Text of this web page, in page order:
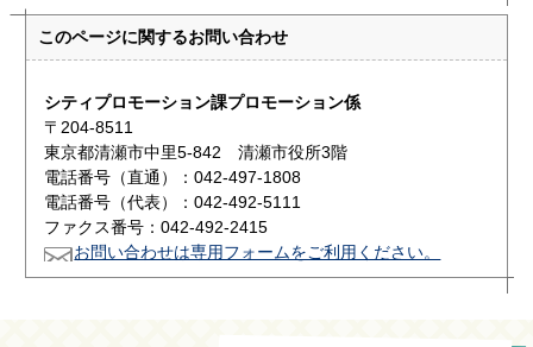
このページに関するお問い合わせ
シティプロモーション課プロモーション係
〒204-8511
東京都清瀬市中里5-842 清瀬市役所3階
電話番号（直通）：042-497-1808
電話番号（代表）：042-492-5111
ファクス番号：042-492-2415
お問い合わせは専用フォームをご利用ください。